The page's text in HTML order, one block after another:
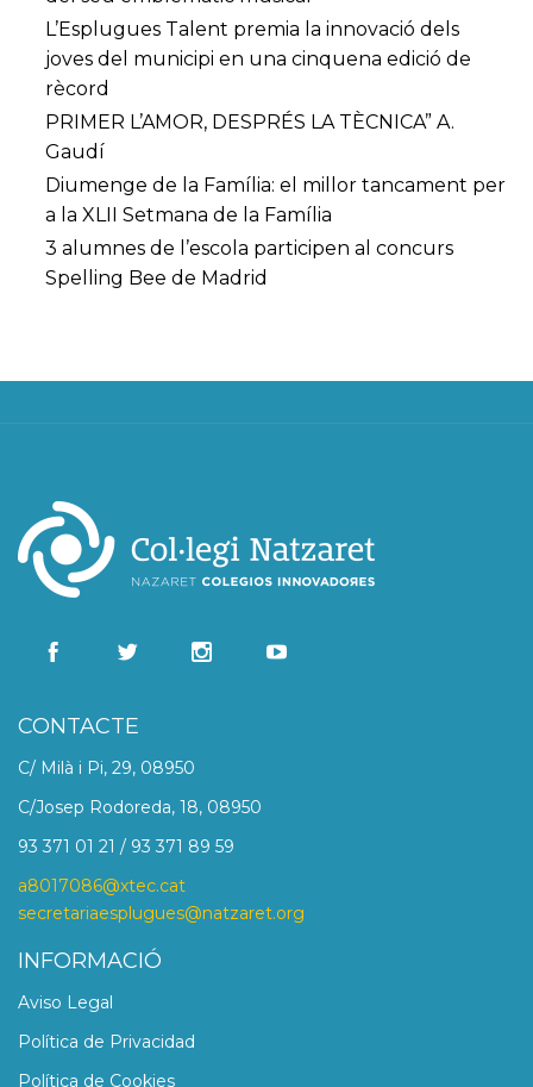
L’Esplugues Talent premia la innovació dels
joves del municipi en una cinquena edició de
rècord
PRIMER L’AMOR, DESPRÉS LA TÈCNICA” A.
Gaudí
Diumenge de la Família: el millor tancament per
a la XLII Setmana de la Família
3 alumnes de l’escola participen al concurs
Spelling Bee de Madrid
CONTACTE
C/ Milà i Pi, 29, 08950
C/Josep Rodoreda, 18, 08950
93 371 01 21 / 93 371 89 59
a8017086@xtec.cat
secretariaesplugues@natzaret.org
INFORMACIÓ
Aviso Legal
Política de Privacidad
Política de Cookies